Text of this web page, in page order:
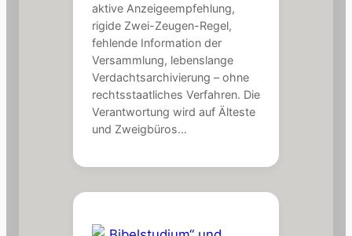
aktive Anzeigeempfehlung,
rigide Zwei-Zeugen-Regel,
fehlende Information der
Versammlung, lebenslange
Verdachtsarchivierung – ohne
rechtsstaatliches Verfahren. Die
Verantwortung wird auf Älteste
und Zweigbüros…